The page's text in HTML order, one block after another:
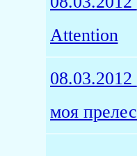
Attention
08.03.2012
моя